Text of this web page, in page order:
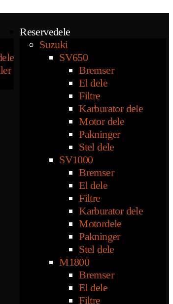
Reservedele
Suzuki
SV650
Bremser
El dele
Filtre
Karburator dele
Motor dele
Pakninger
Stel dele
SV1000
Bremser
El dele
Filtre
Karburator dele
Motordele
Pakninger
Stel dele
M1800
Bremser
El dele
Filtre